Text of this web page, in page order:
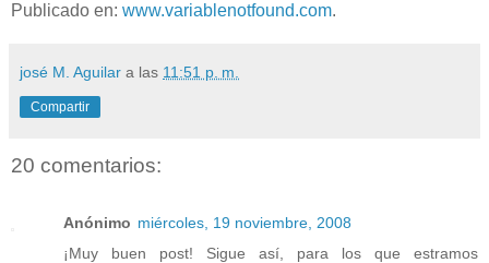
Publicado en: www.variablenotfound.com.
josé M. Aguilar a las 11:51 p. m.
Compartir
20 comentarios:
Anónimo miércoles, 19 noviembre, 2008
¡Muy buen post! Sigue así, para los que estramos